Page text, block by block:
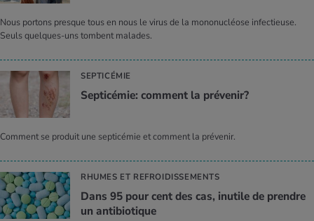
Nous portons presque tous en nous le virus de la mononucléose infectieuse.
Seuls quelques-uns tombent malades.
SEPTICÉMIE
Sep­ti­cé­mie: com­ment la pré­ve­nir?
Comment se produit une septicémie et comment la prévenir.
RHUMES ET REFROIDISSEMENTS
Dans 95 pour cent des cas, inutile de prendre
un anti­bio­tique